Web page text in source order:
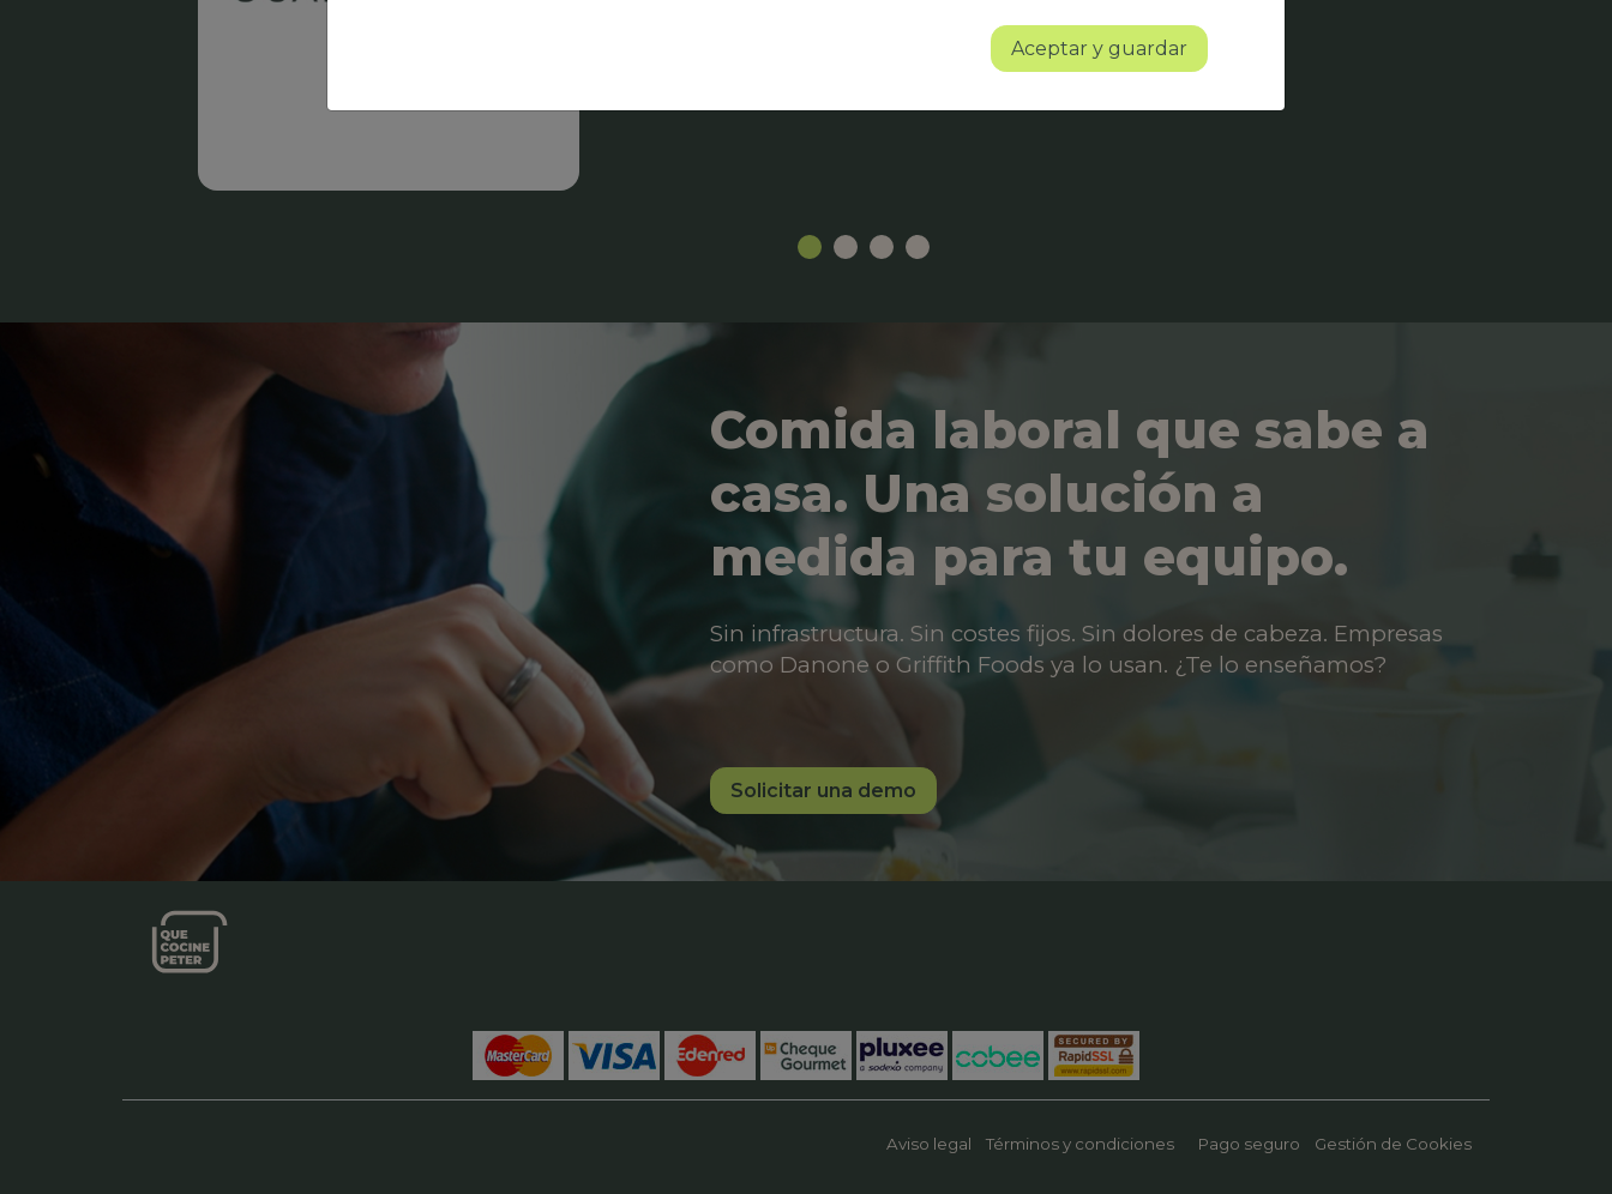
Albert Torné - HR Manager Guarro Casas
Comida laboral que sabe a
casa. Una solución a
medida para tu equipo.
Sin infrastructura. Sin costes fijos. Sin dolores de cabeza. Empresas
como Danone o Griffith Foods ya lo usan. ¿Te lo enseñamos?
Solicitar una demo
Aviso legal Términos y condiciones Pago seguro Gestión de Cookies
Aceptar y guardar